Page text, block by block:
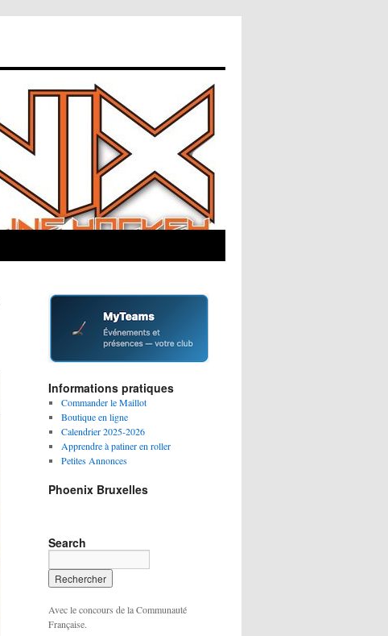
Informations pratiques
Commander le Maillot
Boutique en ligne
Calendrier 2025-2026
Apprendre à patiner en roller
Petites Annonces
Phoenix Bruxelles
Search
Avec le concours de la Communauté
Française.